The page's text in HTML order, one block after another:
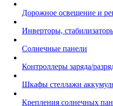
Дорожное освещение и
Инверторы,
Солнечные панели
Контроллеры заряда/
Шкафы стеллажи
Крепления солнечных